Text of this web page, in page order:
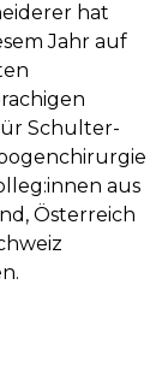
hat
Jahr auf
Schulter-
aus
Österreich